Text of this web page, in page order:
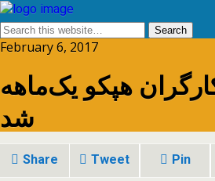
February 6, 2017
هپکو یک‌ماهه
شد
Share Tweet Pin